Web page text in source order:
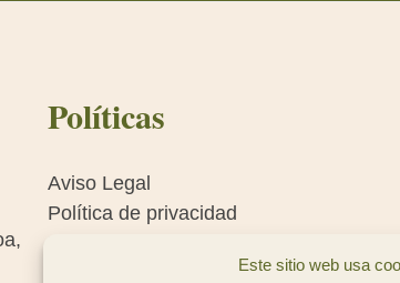
Este sitio web usa
Políticas
Aviso Legal
Política de privacidad
Condiciones generales de